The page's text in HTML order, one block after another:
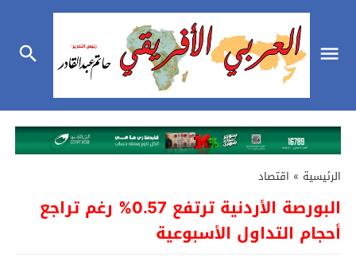
الرئيسية » اقتصاد
البورصة الأردنية ترتفع 0.57% رغم تراجع
أحجام التداول الأسبوعية